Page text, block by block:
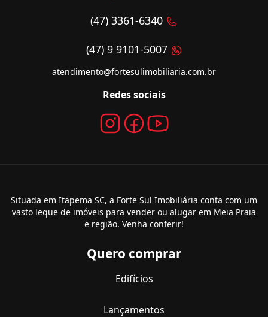
(47) 3361-6340
(47) 9 9101-5007
atendimento@fortesulimobiliaria.com.br
Redes sociais
Situada em Itapema SC, a Forte Sul Imobiliária conta com um
vasto leque de imóveis para vender ou alugar em Meia Praia
e região. Venha conferir!
Quero comprar
Edifícios
Lançamentos